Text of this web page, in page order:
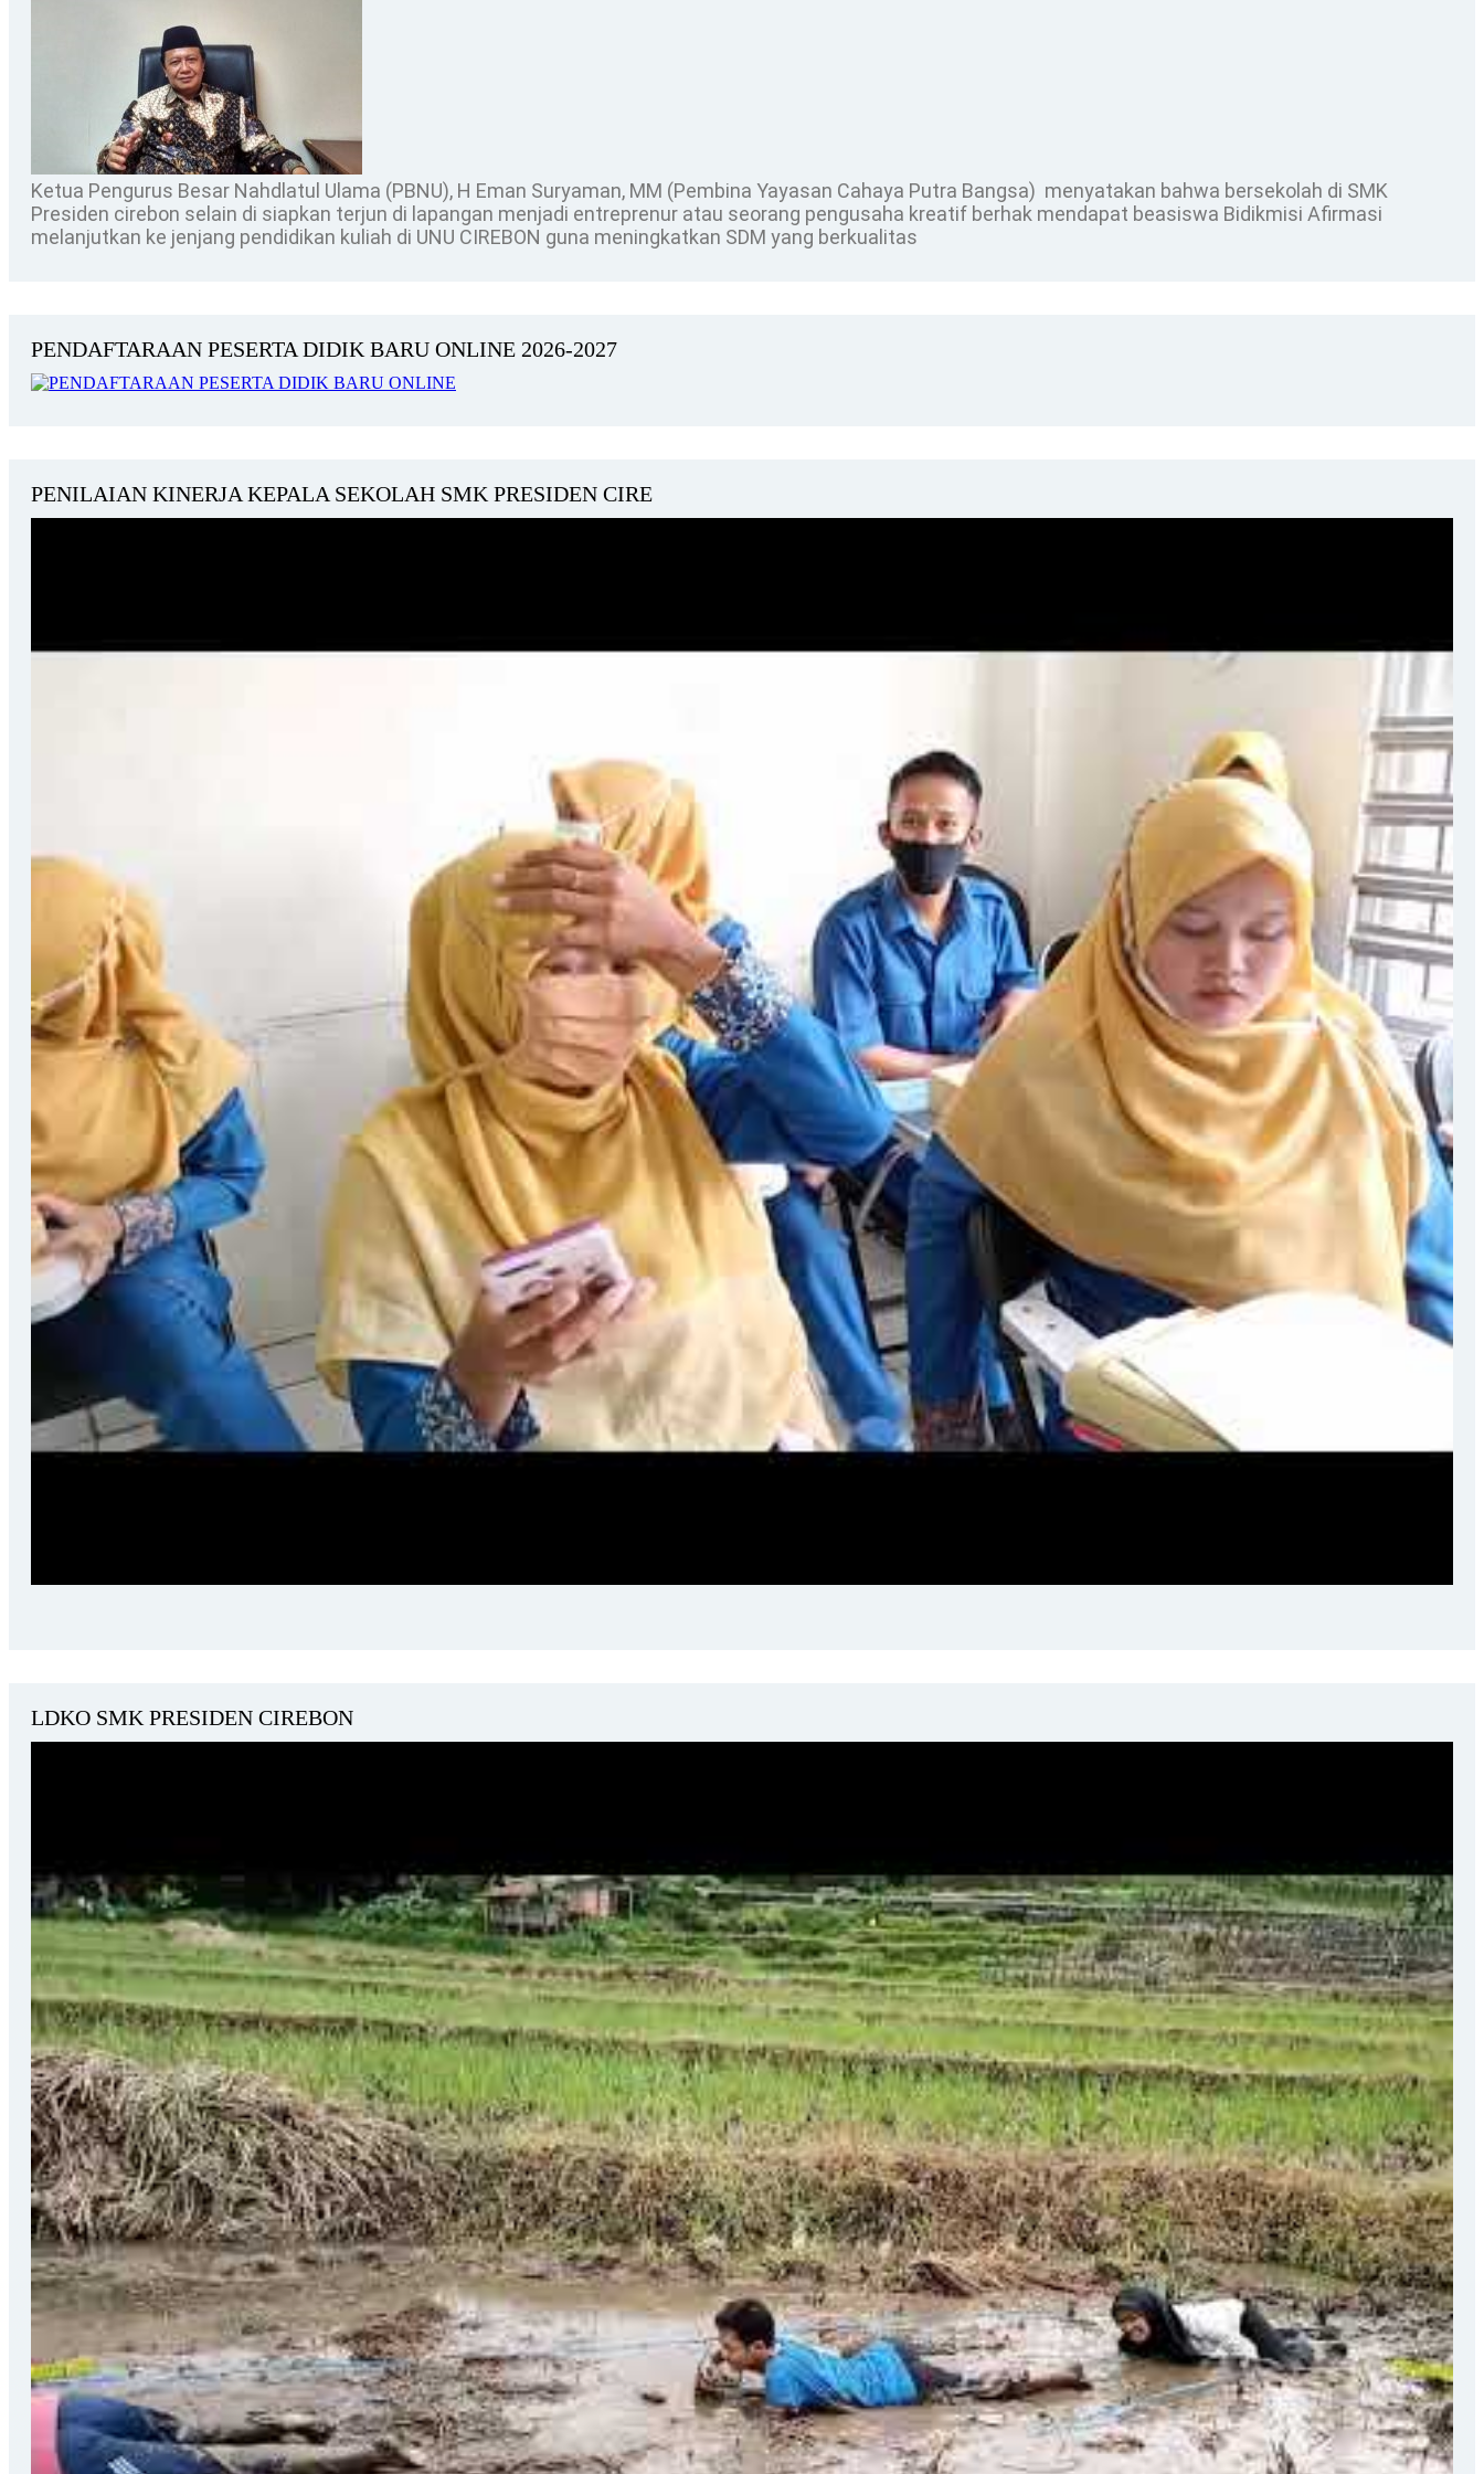
Ketua Pengurus Besar Nahdlatul Ulama (PBNU), H Eman Suryaman, MM (Pembina Yayasan Cahaya Putra Bangsa) menyatakan bahwa bersekolah di SMK
Presiden cirebon selain di siapkan terjun di lapangan menjadi entreprenur atau seorang pengusaha kreatif berhak mendapat beasiswa Bidikmisi Afirmasi
melanjutkan ke jenjang pendidikan kuliah di UNU CIREBON guna meningkatkan SDM yang berkualitas
PENDAFTARAAN PESERTA DIDIK BARU ONLINE 2026-2027
PENILAIAN KINERJA KEPALA SEKOLAH SMK PRESIDEN CIRE
LDKO SMK PRESIDEN CIREBON